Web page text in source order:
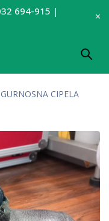
694-915 |
CIPELA